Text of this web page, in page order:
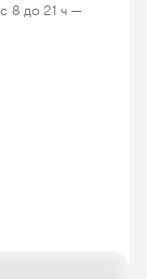
8 до 21 ч —